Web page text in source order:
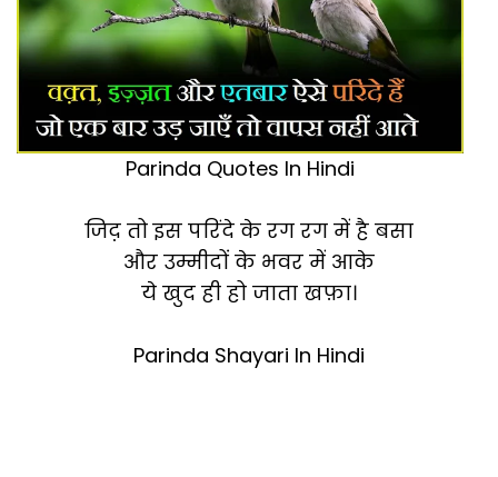
Parinda Quotes In Hindi
जिद़ तो इस परिंदे के रग रग में है बसा
और उम्मीदों के भवर में आके
ये खुद ही हो जाता खफ़ा।
Parinda Shayari In Hindi